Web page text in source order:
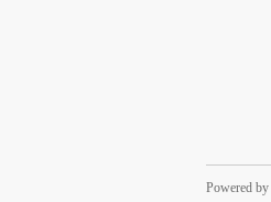
Powered by